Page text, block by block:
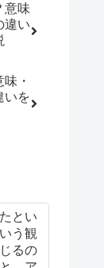
意味
違い
・
いを
とい
う観
るの